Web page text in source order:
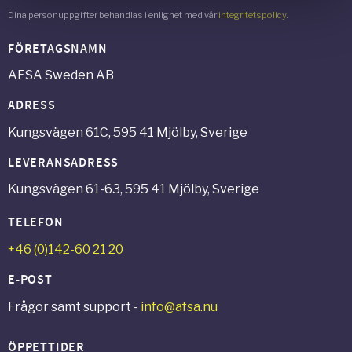
Dina personuppgifter behandlas i enlighet med vår integritetspolicy.
FÖRETAGSNAMN
AFSA Sweden AB
ADRESS
Kungsvägen 61C, 595 41 Mjölby, Sverige
LEVERANSADRESS
Kungsvägen 61-63, 595 41 Mjölby, Sverige
TELEFON
+46 (0)142-60 21 20
E-POST
Frågor samt support - info@afsa.nu
ÖPPETTIDER